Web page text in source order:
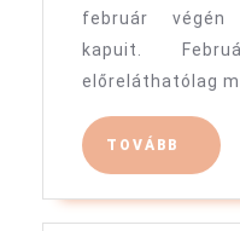
február
kapuit.
előreláthatólag
TOVÁBB